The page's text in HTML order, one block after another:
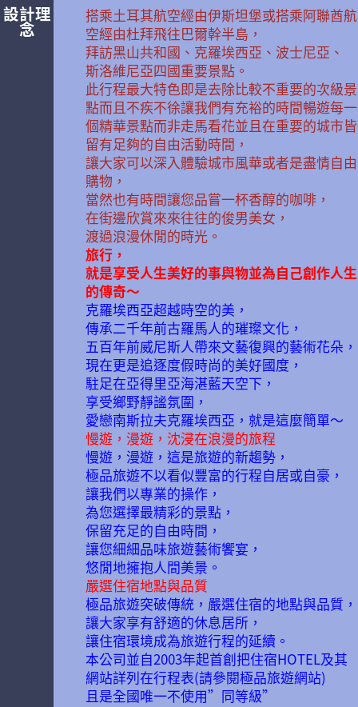
設計理
念
搭乘土耳其航空經由伊斯坦堡或搭乘阿聯酋航
空經由杜拜飛往巴爾幹半島，
拜訪黑山共和國、克羅埃西亞、波士尼亞、
斯洛維尼亞四國重要景點。
此行程最大特色即是去除比較不重要的次級景
點而且不疾不徐讓我們有充裕的時間暢遊每一
個精華景點而非走馬看花並且在重要的城市皆
留有足夠的自由活動時間，
讓大家可以深入體驗城市風華或者是盡情自由
購物，
當然也有時間讓您品嘗一杯香醇的咖啡，
在街邊欣賞來來往往的俊男美女，
渡過浪漫休閒的時光。
旅行，
就是享受人生美好的事與物並為自己創作人生
的傳奇～
克羅埃西亞超越時空的美，
傳承二千年前古羅馬人的璀璨文化，
五百年前威尼斯人帶來文藝復興的藝術花朵，
現在更是追逐度假時尚的美好國度，
駐足在亞得里亞海湛藍天空下，
享受鄉野靜謐氛圍，
愛戀南斯拉夫克羅埃西亞，就是這麼簡單～
慢遊，漫遊，沈浸在浪漫的旅程
慢遊，漫遊，這是旅遊的新趨勢，
極品旅遊不以看似豐富的行程自居或自豪，
讓我們以專業的操作，
為您選擇最精彩的景點，
保留充足的自由時間，
讓您細細品味旅遊藝術饗宴，
悠閒地擁抱人間美景。
嚴選住宿地點與品質
極品旅遊突破傳統，嚴選住宿的地點與品質，
讓大家享有舒適的休息居所，
讓住宿環境成為旅遊行程的延續。
本公司並自2003年起首創把住宿HOTEL及其
網站詳列在行程表(請參閱極品旅遊網站)
且是全國唯一不使用”同等級”